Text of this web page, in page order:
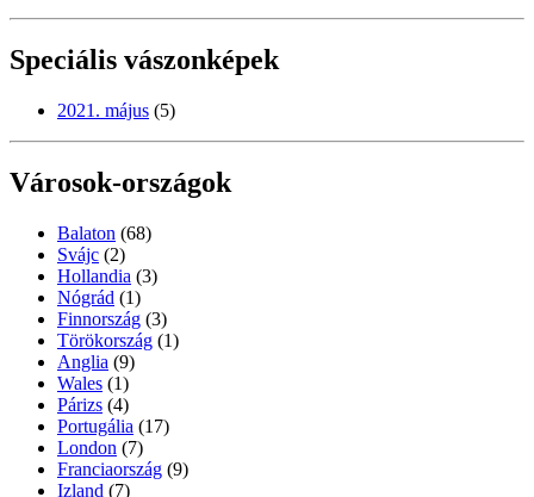
Speciális vászonképek
2021. május (5)
Városok-országok
Balaton (68)
Svájc (2)
Hollandia (3)
Nógrád (1)
Finnország (3)
Törökország (1)
Anglia (9)
Wales (1)
Párizs (4)
Portugália (17)
London (7)
Franciaország (9)
Izland (7)